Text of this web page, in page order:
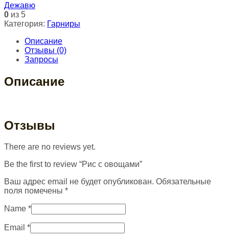
Дежавю
0 из 5
Категория: Гарниры
Описание
Отзывы (0)
Запросы
Описание
Отзывы
There are no reviews yet.
Be the first to review “Рис с овощами”
Ваш адрес email не будет опубликован. Обязательные
поля помечены *
Name *
Email *